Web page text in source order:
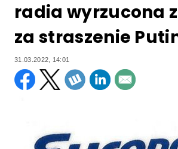
radia wyrzucona
za straszenie
31.03.2022, 14:01